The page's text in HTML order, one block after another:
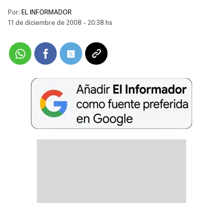
Por: EL INFORMADOR
11 de diciembre de 2008 - 20:38 hs